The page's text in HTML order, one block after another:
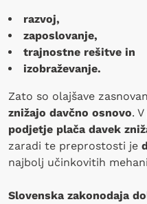
razvoj,
zaposlovanje,
trajnostne rešitve in
izobraževanje.
Zato so olajšave
znižajo davčno osnovo.
podjetje plača davek
zaradi te preprostosti je
najbolj učinkovitih
Slovenska zakonodaja